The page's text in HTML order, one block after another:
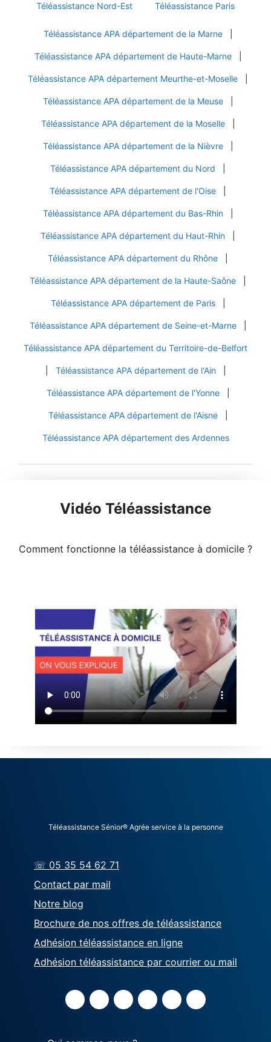
Téléassistance Nord-Est Téléassistance Paris
Téléassistance APA département de la Marne
Téléassistance APA département de Haute-Marne
Téléassistance APA département Meurthe-et-Moselle
Téléassistance APA département de la Meuse
Téléassistance APA département de la Moselle
Téléassistance APA département de la Nièvre
Téléassistance APA département du Nord
Téléassistance APA département de l'Oise
Téléassistance APA département du Bas-Rhin
Téléassistance APA département du Haut-Rhin
Téléassistance APA département du Rhône
Téléassistance APA département de la Haute-Saône
Téléassistance APA département de Paris
Téléassistance APA département de Seine-et-Marne
Téléassistance APA département du Territoire-de-Belfort
Téléassistance APA département de l'Ain
Téléassistance APA département de l'Yonne
Téléassistance APA département de l'Aisne
Téléassistance APA département des Ardennes
Vidéo Téléassistance
Comment fonctionne la téléassistance à domicile ?
Téléassistance Sénior® Agrée service à la personne
☏ 05 35 54 62 71
Contact par mail
Notre blog
Brochure de nos offres de téléassistance
Adhésion téléassistance en ligne
Adhésion téléassistance par courrier ou mail